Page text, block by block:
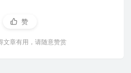
赞
文章有用，请随意赞赏